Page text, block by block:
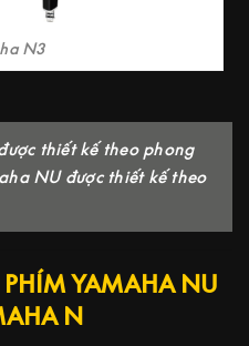
N3
thiết kế theo phong
NU được thiết kế theo
YAMAHA NU
N